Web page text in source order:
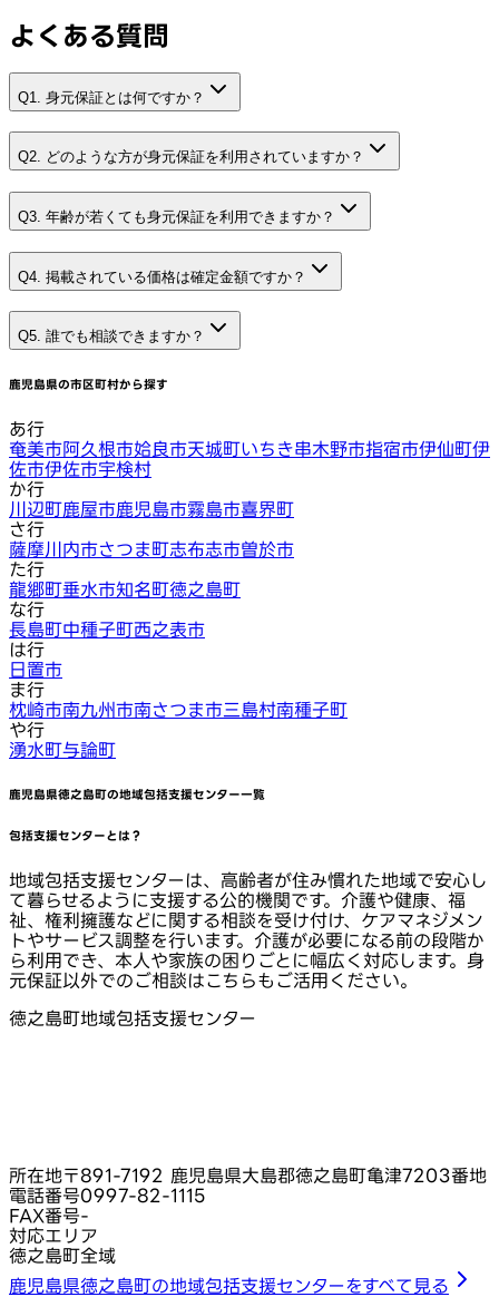
よくある質問
Q1. 身元保証とは何ですか？
Q2. どのような方が身元保証を利用されていますか？
Q3. 年齢が若くても身元保証を利用できますか？
Q4. 掲載されている価格は確定金額ですか？
Q5. 誰でも相談できますか？
鹿児島県の市区町村から探す
あ行
奄美市阿久根市姶良市天城町いちき串木野市指宿市伊仙町伊
佐市伊佐市宇検村
か行
川辺町鹿屋市鹿児島市霧島市喜界町
さ行
薩摩川内市さつま町志布志市曽於市
た行
龍郷町垂水市知名町徳之島町
な行
長島町中種子町西之表市
は行
日置市
ま行
枕崎市南九州市南さつま市三島村南種子町
や行
湧水町与論町
鹿児島県徳之島町の地域包括支援センター一覧
包括支援センターとは？
地域包括支援センターは、高齢者が住み慣れた地域で安心し
て暮らせるように支援する公的機関です。介護や健康、福
祉、権利擁護などに関する相談を受け付け、ケアマネジメン
トやサービス調整を行います。介護が必要になる前の段階か
ら利用でき、本人や家族の困りごとに幅広く対応します。身
元保証以外でのご相談はこちらもご活用ください。
徳之島町地域包括支援センター
所在地〒891-7192 鹿児島県大島郡徳之島町亀津7203番地
電話番号0997-82-1115
FAX番号-
対応エリア
徳之島町全域
鹿児島県徳之島町の地域包括支援センターをすべて見る